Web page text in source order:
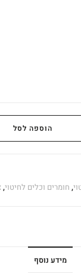
הוספה לסל
, חומרים וכלים לחיטוי,
מידע נוסף